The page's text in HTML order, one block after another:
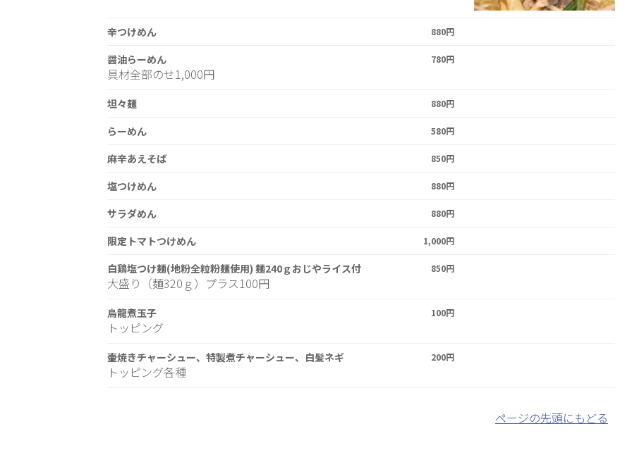
辛つけめん 880円
醤油らーめん
具材全部のせ1,000円
780円
坦々麺 880円
らーめん 580円
麻辛あえそば 850円
塩つけめん 880円
サラダめん 880円
限定トマトつけめん 1,000円
白鶏塩つけ麺(地粉全粒粉麺使用) 麺240ｇおじやライス付
大盛り（麺320ｇ）プラス100円
850円
烏龍煮玉子
トッピング
100円
壷焼きチャーシュー、特製煮チャーシュー、白髪ネギ
トッピング各種
200円
ページの先頭にもどる